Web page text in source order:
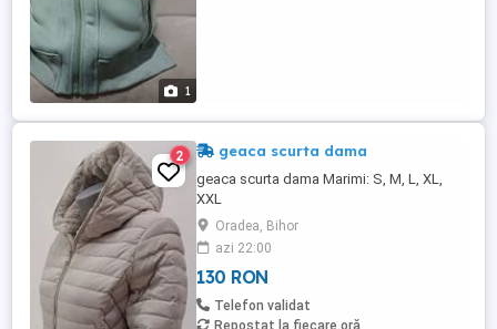
1
2 geaca scurta dama
geaca scurta dama Marimi: S, M, L, XL,
XXL
Oradea, Bihor
azi 22:00
130 RON
Telefon validat
Repostat la fiecare oră